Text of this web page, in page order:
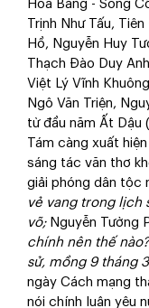
Hoa Bằng - Song
Trịnh Như Tấu,
Hồ, Nguyễn Huy
Thạch Đào Duy
Việt Lý Vĩnh
Ngô Văn Triện,
từ đầu năm Ất Dậu
Tám càng xuất
sáng tác văn thơ
giải phóng dân tộc
vẻ vang trong lịch
võ; Nguyễn Tường
chính nên thế
sử, mồng 9 tháng
ngày Cách mạng
nói chính luận yêu